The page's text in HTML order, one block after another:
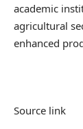
academic
agricultural
enhanced
Source link